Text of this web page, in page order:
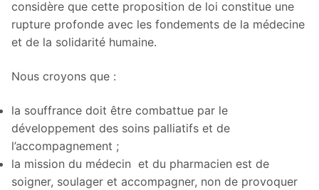
considère que cette proposition de loi constitue une
rupture profonde avec les fondements de la médecine
et de la solidarité humaine.
Nous croyons que :
la souffrance doit être combattue par le
développement des soins palliatifs et de
l’accompagnement ;
la mission du médecin et du pharmacien est de
soigner, soulager et accompagner, non de provoquer